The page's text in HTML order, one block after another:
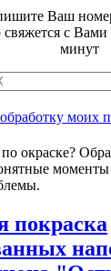
Ваш
с
минут
обработку моих
окраске?
покраска